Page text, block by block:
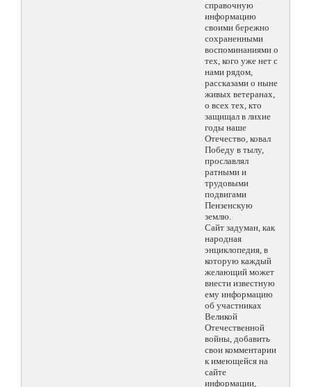
справочную
информацию
своими бережно
сохраненными
воспоминаниями о
тех, кого уже нет с
нами рядом,
рассказами о ныне
живых ветеранах,
о всех тех, кто
защищал в лихие
годы наше
Отечество, ковал
Победу в тылу,
прославлял
ратными и
трудовыми
подвигами
Пензенскую
землю.
Сайт задуман, как
народная
энциклопедия, в
которую каждый
желающий может
внести известную
ему информацию
об участниках
Великой
Отечественной
войны, добавить
свои комментарии
к имеющейся на
сайте
информации,